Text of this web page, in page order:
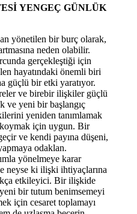
YENGEÇ GÜNLÜK
yönetilen bir burç olarak,
neden olabilir.
gerçekleştiği için
hayatındaki önemli biri
güçlü bir etki yaratıyor.
ve birebir ilişkiler güçlü
ve yeni bir başlangıç
yeniden tanımlamak
için uygun. Bir
ve kendi payına düşeni,
odaklan.
yönelmeye karar
neyse ki ilişki ihtiyaçlarına
etkileyici. Bir ilişkide
bir tutum benimsemeyi
için cesaret toplamayı